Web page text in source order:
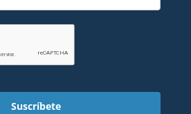
Suscríbete